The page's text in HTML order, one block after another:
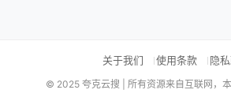
关于我们 使用条款 隐
© 2025 夸克云搜 | 所有资源来自互联网，